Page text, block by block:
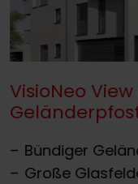
VisioNeo
Bündiger
Große